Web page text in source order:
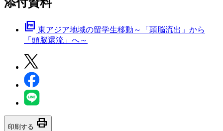
picture_as_pdf 東アジア地域の留学生移動～「頭脳流出」から
「頭脳還流」へ～
印刷する print